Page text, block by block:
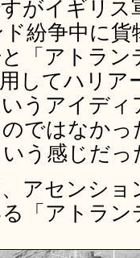
がイギリス
紛争中に
「アトラ
してハリア
うアイデ
ではなか
う感じだ
アセンシ
「アトラ